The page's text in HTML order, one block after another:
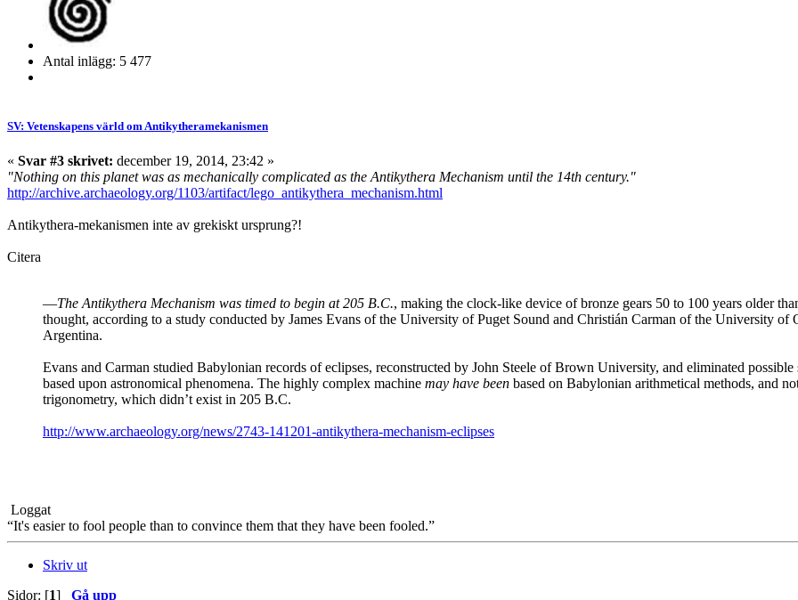
Antal inlägg: 5 477
SV: Vetenskapens värld om Antikytheramekanismen
« Svar #3 skrivet: december 19, 2014, 23:42 »
"Nothing on this planet was as mechanically complicated as the Antikythera Mechanism until the 14th century."
http://archive.archaeology.org/1103/artifact/lego_antikythera_mechanism.html
Antikythera-mekanismen inte av grekiskt ursprung?!
Citera
—The Antikythera Mechanism was timed to begin at 205 B.C., making the clock-like device of bronze gears 50 to 100 years older
thought, according to a study conducted by James Evans of the University of Puget Sound and Christián Carman of the University of
Argentina.
Evans and Carman studied Babylonian records of eclipses, reconstructed by John Steele of Brown University, and eliminated possible
based upon astronomical phenomena. The highly complex machine may have been based on Babylonian arithmetical methods, and
trigonometry, which didn’t exist in 205 B.C.
http://www.archaeology.org/news/2743-141201-antikythera-mechanism-eclipses
Loggat
“It's easier to fool people than to convince them that they have been fooled.”
Skriv ut
Sidor: [1] Gå upp